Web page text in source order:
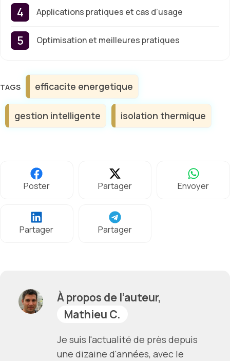
Applications pratiques et cas d’usage
Optimisation et meilleures pratiques
Étiquettes
efficacite energetique
gestion intelligente isolation thermique
Poster Partager Envoyer
Partager Partager
À propos de l’auteur,
Mathieu C.
Je suis l'actualité de près depuis
une dizaine d'années, avec le